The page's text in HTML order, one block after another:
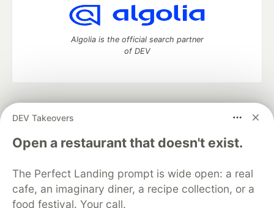
DEV Takeovers
Open a restaurant that doesn't exist.
The Perfect Landing prompt is wide open: a real
cafe, an imaginary diner, a recipe collection, or a
food festival. Your call.
Algolia is the official search partner
of DEV
development and manage your software career
DEV Education Tracks
DEV Help
Advertise on DEV
Free Postgres Database
DEV Shop
MLH
Code of Conduct
Privacy Policy
Terms of Use
Built on
Forem— the open source software that powers